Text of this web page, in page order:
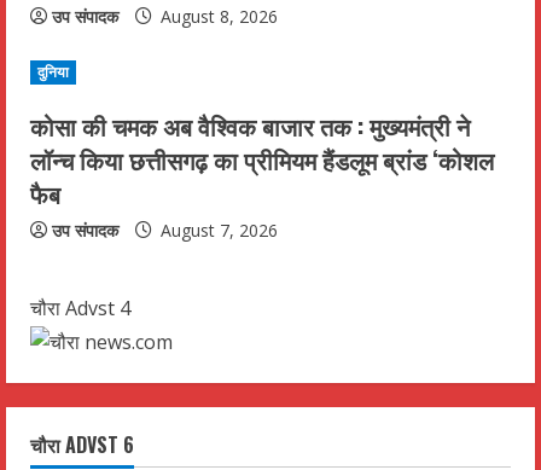
उप संपादक August 8, 2026
दुनिया
कोसा की चमक अब वैश्विक बाजार तक : मुख्यमंत्री ने
लॉन्च किया छत्तीसगढ़ का प्रीमियम हैंडलूम ब्रांड ‘कोशल
फैब
उप संपादक August 7, 2026
चौरा Advst 4
चौरा ADVST 6